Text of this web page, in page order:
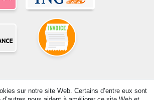
sur notre site Web. Certains d’entre eux sont